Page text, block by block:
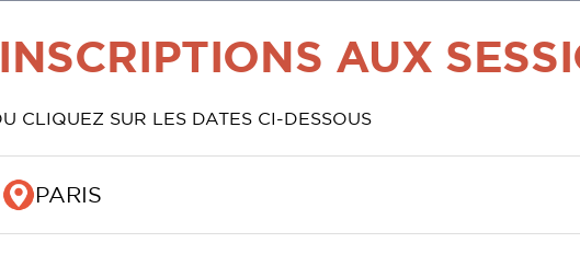
AUX
CLIQUEZ SUR LES DATES CI-DESSOUS
PARIS